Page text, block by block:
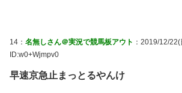
14： 名無しさん＠実況で競馬板アウト ：2019/12/
ID:w0+Wjmpv0
早速京急止まっとるやんけ